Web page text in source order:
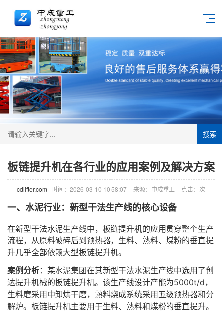
搜索
板链提升机在各行业的应用案例及解决方案
cdlifter.com 时间：2026-03-10 10:58:07 来源：中成重工 点击： 次
一、水泥行业：新型干法生产线的核心设备
在新型干法水泥生产线中，板链提升机的应用贯穿整个生产
流程，从原料破碎后到预热器，生料、熟料、煤粉的垂直提
升几乎全部依赖大型板链提升机。
案例分析：某水泥集团在其新型干法水泥生产线中选用了创
达提升机械的板链提升机。该生产线设计产能为5000t/d，
生料磨采用中卸烘干磨，熟料烧成系统采用五级预热器和分
解炉。板链提升机主要用于生料、熟料和煤粉的垂直提升。